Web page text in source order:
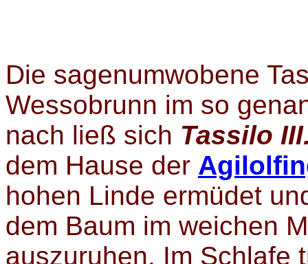
Die sagenumwobene
Wessobrunn im so
nach ließ sich Tassilo
dem Hause der
hohen Linde ermüdet
dem Baum im weichen
auszuruhen. Im Schlafe